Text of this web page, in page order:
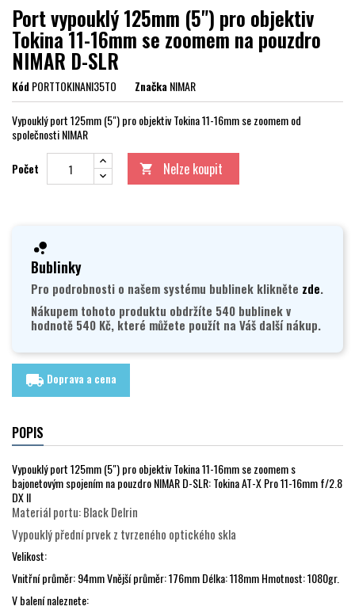
Port vypouklý 125mm (5") pro objektiv
Tokina 11-16mm se zoomem na pouzdro
NIMAR D-SLR
KódPORTTOKINANI35TO ZnačkaNIMAR
Vypouklý port 125mm (5") pro objektiv Tokina 11-16mm se zoomem od
společnosti NIMAR
Počet  Nelze koupit
Bublinky
Pro podrobnosti o našem systému bublinek klikněte zde.
Nákupem tohoto produktu obdržíte 540 bublinek v
hodnotě 540 Kč, které můžete použít na Váš další nákup.
local_shipping Doprava a cena
POPIS
Vypouklý port 125mm (5") pro objektiv Tokina 11-16mm se zoomem s
bajonetovým spojením na pouzdro NIMAR D-SLR: Tokina AT-X Pro 11-16mm f/2.8
DX II
Materiál portu: Black Delrin
Vypouklý přední prvek z tvrzeného optického skla
Velikost:
Vnitřní průměr: 94mm Vnější průměr: 176mm Délka: 118mm Hmotnost: 1080gr.
V balení naleznete: